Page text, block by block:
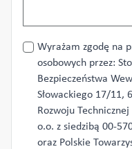
Przetwarzanie
danych
Wyrażam zgodę na
osobowych przez:
Bezpieczeństwa
Słowackiego 17/11,
Rozwoju
o.o. z siedzibą 00-
oraz Polskie